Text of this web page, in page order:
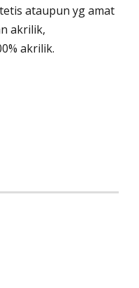
ataupun yg amat
akrilik,
akrilik.